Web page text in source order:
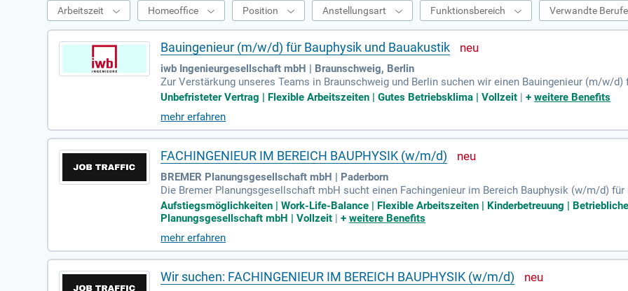
Arbeitszeit Homeoffice Position Anstellungsart Funktionsbereich Verwandte Berufe
Bauingenieur (m/w/d) für Bauphysik und Bauakustik
iwb Ingenieurgesellschaft mbH | Braunschweig, Berlin
Zur Verstärkung unseres Teams in Braunschweig und Berlin suchen wir einen Bauingenieur (m/w/d)
sition übernehmen Sie Aufgaben in der thermischen Bauphysik, inklusive
örderanträge und arbeiten an Zertifizierungen wie DGNB und BNB. Zudem erstellen Sie
und Sanierungsprojekte. Im Bereich Bau- und Raumakustik führen Sie nach DIN 4109 akustische
onzepte. Werden Sie Teil unseres innovativen Teams und gestalten Sie nachhaltige Bauprojekte
Unbefristeter Vertrag | Flexible Arbeitszeiten | Gutes Betriebsklima | Vollzeit |+weitere Benefits
mehr erfahren
FACHINGENIEUR IM BEREICH BAUPHYSIK (w/m/d)
BREMER Planungsgesellschaft mbH | Paderborn
Die Bremer Planungsgesellschaft mbH sucht einen Fachingenieur im Bereich Bauphysik (w/m/d)
Unternehmen im schlüsselfertigen Industrie- und Gewerbebau bieten wir ganzheitliche Lösungen in
7 begleiten wir unsere Kunden von der Projektentwicklung über die Fertigung bis hin zu
ernational stehen wir für Qualität und Innovation. Gestalten Sie mit uns energieeffiziente
Aufstiegsmöglichkeiten | Work-Life-Balance | Flexible Arbeitszeiten | Kinderbetreuung |
Planungsgesellschaft mbH | Vollzeit |+weitere Benefits
mehr erfahren
Wir suchen: FACHINGENIEUR IM BEREICH BAUPHYSIK (w/m/d)